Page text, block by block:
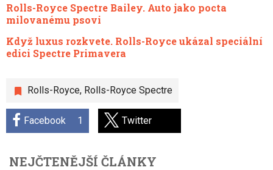
Rolls-Royce, Rolls-Royce Spectre
Facebook 1 Twitter
Rolls-Royce Spectre Bailey. Auto jako pocta
milovanému psovi
Když luxus rozkvete. Rolls-Royce ukázal speciální
edici Spectre Primavera
NEJČTENĚJŠÍ ČLÁNKY